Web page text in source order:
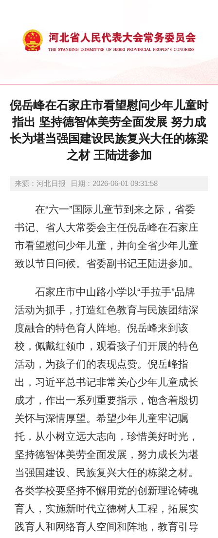
倪岳峰在石家庄市看望慰问少年儿童时
指出 坚持德智体美劳全面发展 努力成
长为堪当强国建设民族复兴大任的栋梁
之材 王陆进参加
来源：河北日报 日期：2026-06-01 09:31:58
在“六一”国际儿童节到来之际，省委
书记、省人大常委会主任倪岳峰在石家庄
市看望慰问少年儿童，并向全省少年儿童
致以节日问候。省委副书记王陆进参加。
石家庄市中山路小学以“手拉手”品牌
活动为抓手，打造红色教育与民族团结深
度融合的特色育人阵地。倪岳峰来到该
校，佩戴红领巾，观看孩子们开展的特色
活动，为孩子们的表现点赞。倪岳峰指
出，习近平总书记非常关心少年儿童成长
成才，作出一系列重要指示，饱含着殷切
关怀与深情厚望。希望少年儿童牢记嘱
托，从小树立远大志向，珍惜美好时光，
坚持德智体美劳全面发展，努力成长为堪
当强国建设、民族复兴大任的栋梁之材。
各类学校要坚持不懈用党的创新理论铸魂
育人，实施新时代立德树人工程，拓展实
践育人和网络育人空间和阵地，教育引导